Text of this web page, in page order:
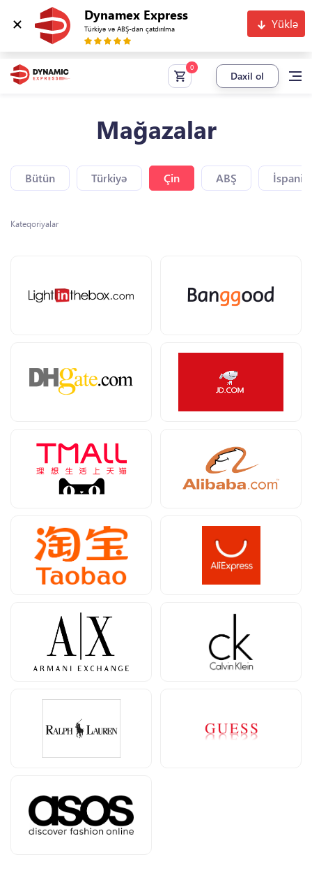
Dynamex Express
Türkiyə və ABŞ-dan çatdırılma Yüklə
Daxil ol
Mağazalar
Bütün Türkiyə Çin ABŞ
Kateqoriyalar